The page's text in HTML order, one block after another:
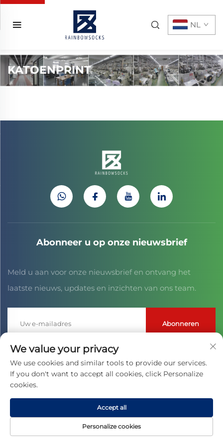
NL
KATOENPRINT
Abonneer u op onze nieuwsbrief
Meld u aan voor onze nieuwsbrief en ontvang het
laatste nieuws, updates en inzichten van ons team.
Abonneren
LTD. - Privacybeleid
We value your privacy
We use cookies and similar tools to provide our services.
If you don't want to accept all cookies, click Personalize
cookies.
Personalize cookies
Accept all